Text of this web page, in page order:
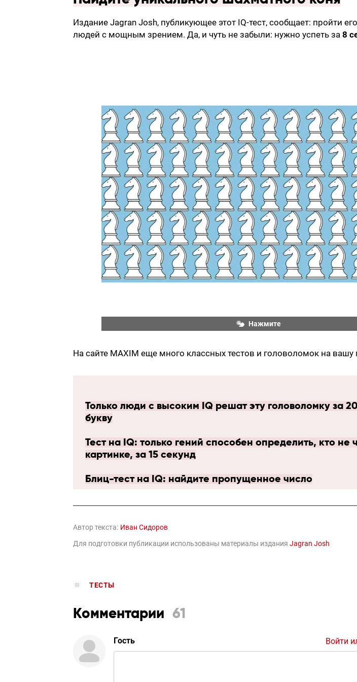
Издание Jagran Josh, публикующее этот IQ-тест, сообщает: пройти
людей с мощным зрением. Да, и чуть не забыли: нужно успеть за 8
Нажмите
На сайте MAXIM еще много классных тестов и головоломок на вашу
Только люди с высоким IQ решат эту головоломку за
букву
Тест на IQ: только гений способен определить, кто не
картинке, за 15 секунд
Блиц-тест на IQ: найдите пропущенное число
Автор текста: Иван Сидоров
Для подготовки публикации использованы материалы издания Jagran Josh
ТЕСТЫ
Комментарии 61
Гость Войти